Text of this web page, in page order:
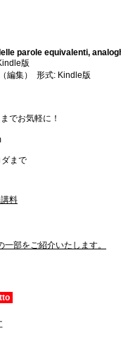
parole equivalenti,
版
編集） 形式: Kindle版
でお気軽に！
まで
料
部をご紹介いたします。